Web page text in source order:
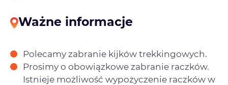
Ważne informacje
Polecamy zabranie kijków trekkingowych.
Prosimy o obowiązkowe zabranie raczków.
Istnieje możliwość wypożyczenie raczków w